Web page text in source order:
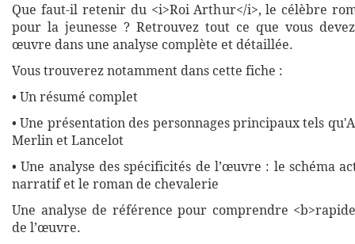
Que faut-il retenir du <i>Roi Arthur</i>, le célèbre
pour la jeunesse ? Retrouvez tout ce que vous
œuvre dans une analyse complète et détaillée.
Vous trouverez notamment dans cette fiche :
• Un résumé complet
• Une présentation des personnages principaux tels
Merlin et Lancelot
• Une analyse des spécificités de l’œuvre : le schéma
narratif et le roman de chevalerie
Une analyse de référence pour comprendre
de l’œuvre.